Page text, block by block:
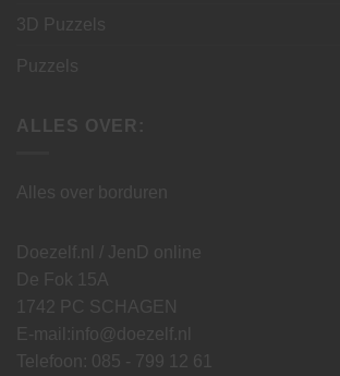
3D Puzzels
Puzzels
ALLES OVER:
Alles over borduren
Doezelf.nl / JenD online
De Fok 15A
1742 PC SCHAGEN
E-mail: info@doezelf.nl
Telefoon: 085 - 799 12 61